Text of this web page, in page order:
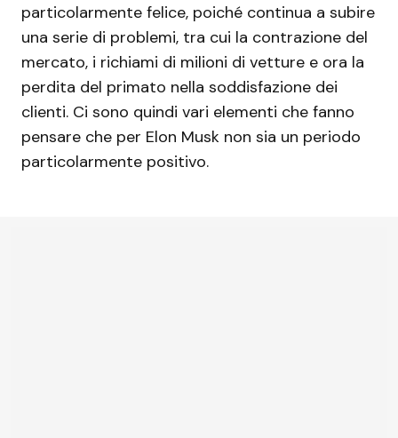
particolarmente felice, poiché continua a subire
una serie di problemi, tra cui la contrazione del
mercato, i richiami di milioni di vetture e ora la
perdita del primato nella soddisfazione dei
clienti. Ci sono quindi vari elementi che fanno
pensare che per Elon Musk non sia un periodo
particolarmente positivo.